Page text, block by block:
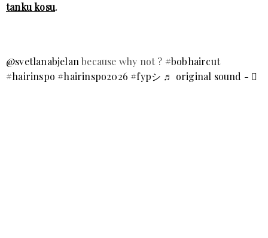
tanku kosu.
@svetlanabjelanbecause why not ? #bobhaircut
#hairinspo #hairinspo2026 #fypシ ♬ original sound - ⃟